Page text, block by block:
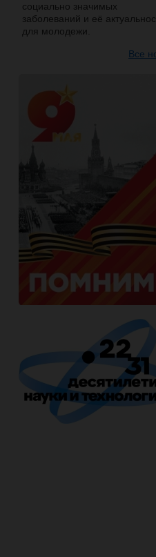
социально значимых
заболеваний и её
для молодежи.
Все